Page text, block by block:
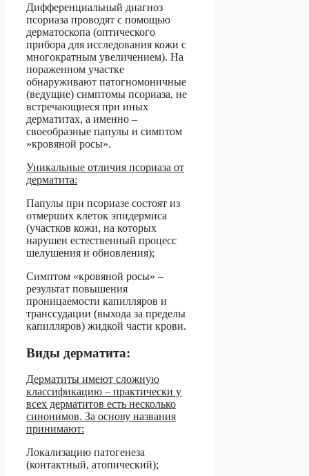
Дифференциальный диагноз
псориаза проводят с помощью
дерматоскопа (оптического
прибора для исследования кожи с
многократным увеличением). На
пораженном участке
обнаруживают патогномоничные
(ведущие) симптомы псориаза, не
встречающиеся при иных
дерматитах, а именно –
своеобразные папулы и симптом
»кровяной росы».
Уникальные отличия псориаза от
дерматита:
Папулы при псориазе состоят из
отмерших клеток эпидермиса
(участков кожи, на которых
нарушен естественный процесс
шелушения и обновления);
Симптом «кровяной росы» –
результат повышения
проницаемости капилляров и
транссудации (выхода за пределы
капилляров) жидкой части крови.
Виды дерматита:
Дерматиты имеют сложную
классификацию – практически у
всех дерматитов есть несколько
синонимов. За основу названия
принимают:
Локализацию патогенеза
(контактный, атопический);